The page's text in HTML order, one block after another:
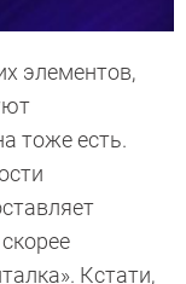
элементов,
тоже есть.
Кстати,